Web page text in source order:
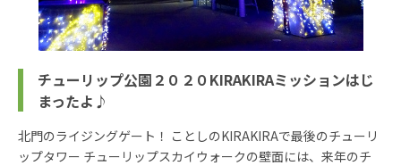
チューリップ公園２０２０KIRAKIRAミッションはじ
まったよ♪
北門のライジングゲート！ ことしのKIRAKIRAで最後のチューリ
ップタワー チューリップスカイウォークの壁面には、来年のチ